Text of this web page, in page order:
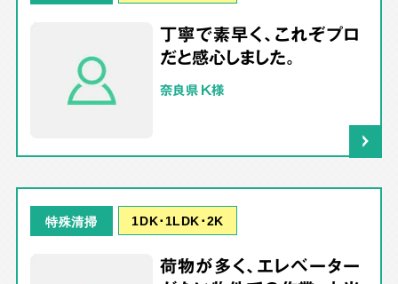
丁寧で素早く、これぞプロ
だと感心しました。
奈良県 K様
特殊清掃 1DK･1LDK･2K
荷物が多く、エレベーター